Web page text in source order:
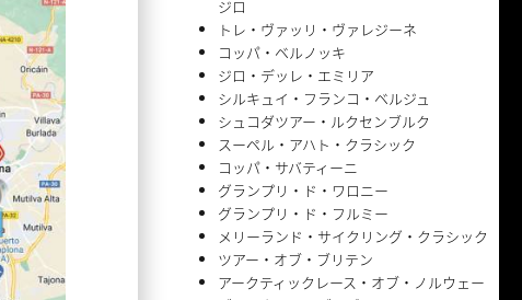
ジロ
トレ・ヴァッリ・ヴァレジーネ
コッパ・ベルノッキ
ジロ・デッレ・エミリア
シルキュイ・フランコ・ベルジュ
シュコダツアー・ルクセンブルク
スーペル・アハト・クラシック
コッパ・サバティーニ
グランプリ・ド・ワロニー
グランプリ・ド・フルミー
メリーランド・サイクリング・クラシック
ツアー・オブ・ブリテン
アークティックレース・オブ・ノルウェー